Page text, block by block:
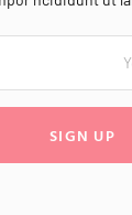
SIGN UP